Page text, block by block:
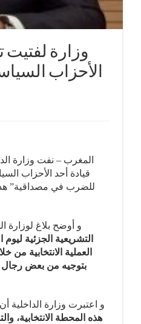
وزارة لفتيت
الأحزاب
المغرب – نفت وزارة
قيادة أحد الأحزاب
للضرب في مصداقية” هذه
و أوضح بلاغ لوزارة
العملية الانتخابية
بتوجيه من بعض رجال
و اعتبرت وزارة الداخلية
هذه المحطة